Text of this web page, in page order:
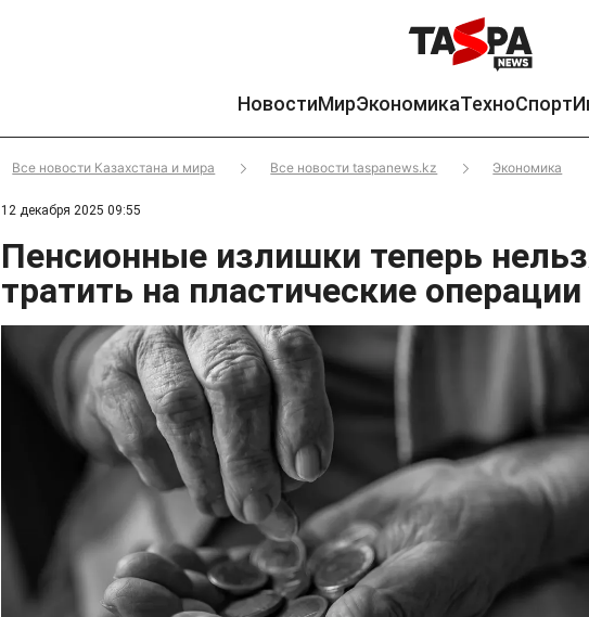
НовостиМирЭкономикаТехноСпорт
Все новости Казахстана и мира Все новости taspanews.kz Экономика
12 декабря 2025 09:55
Пенсионные излишки теперь
тратить на пластические операции